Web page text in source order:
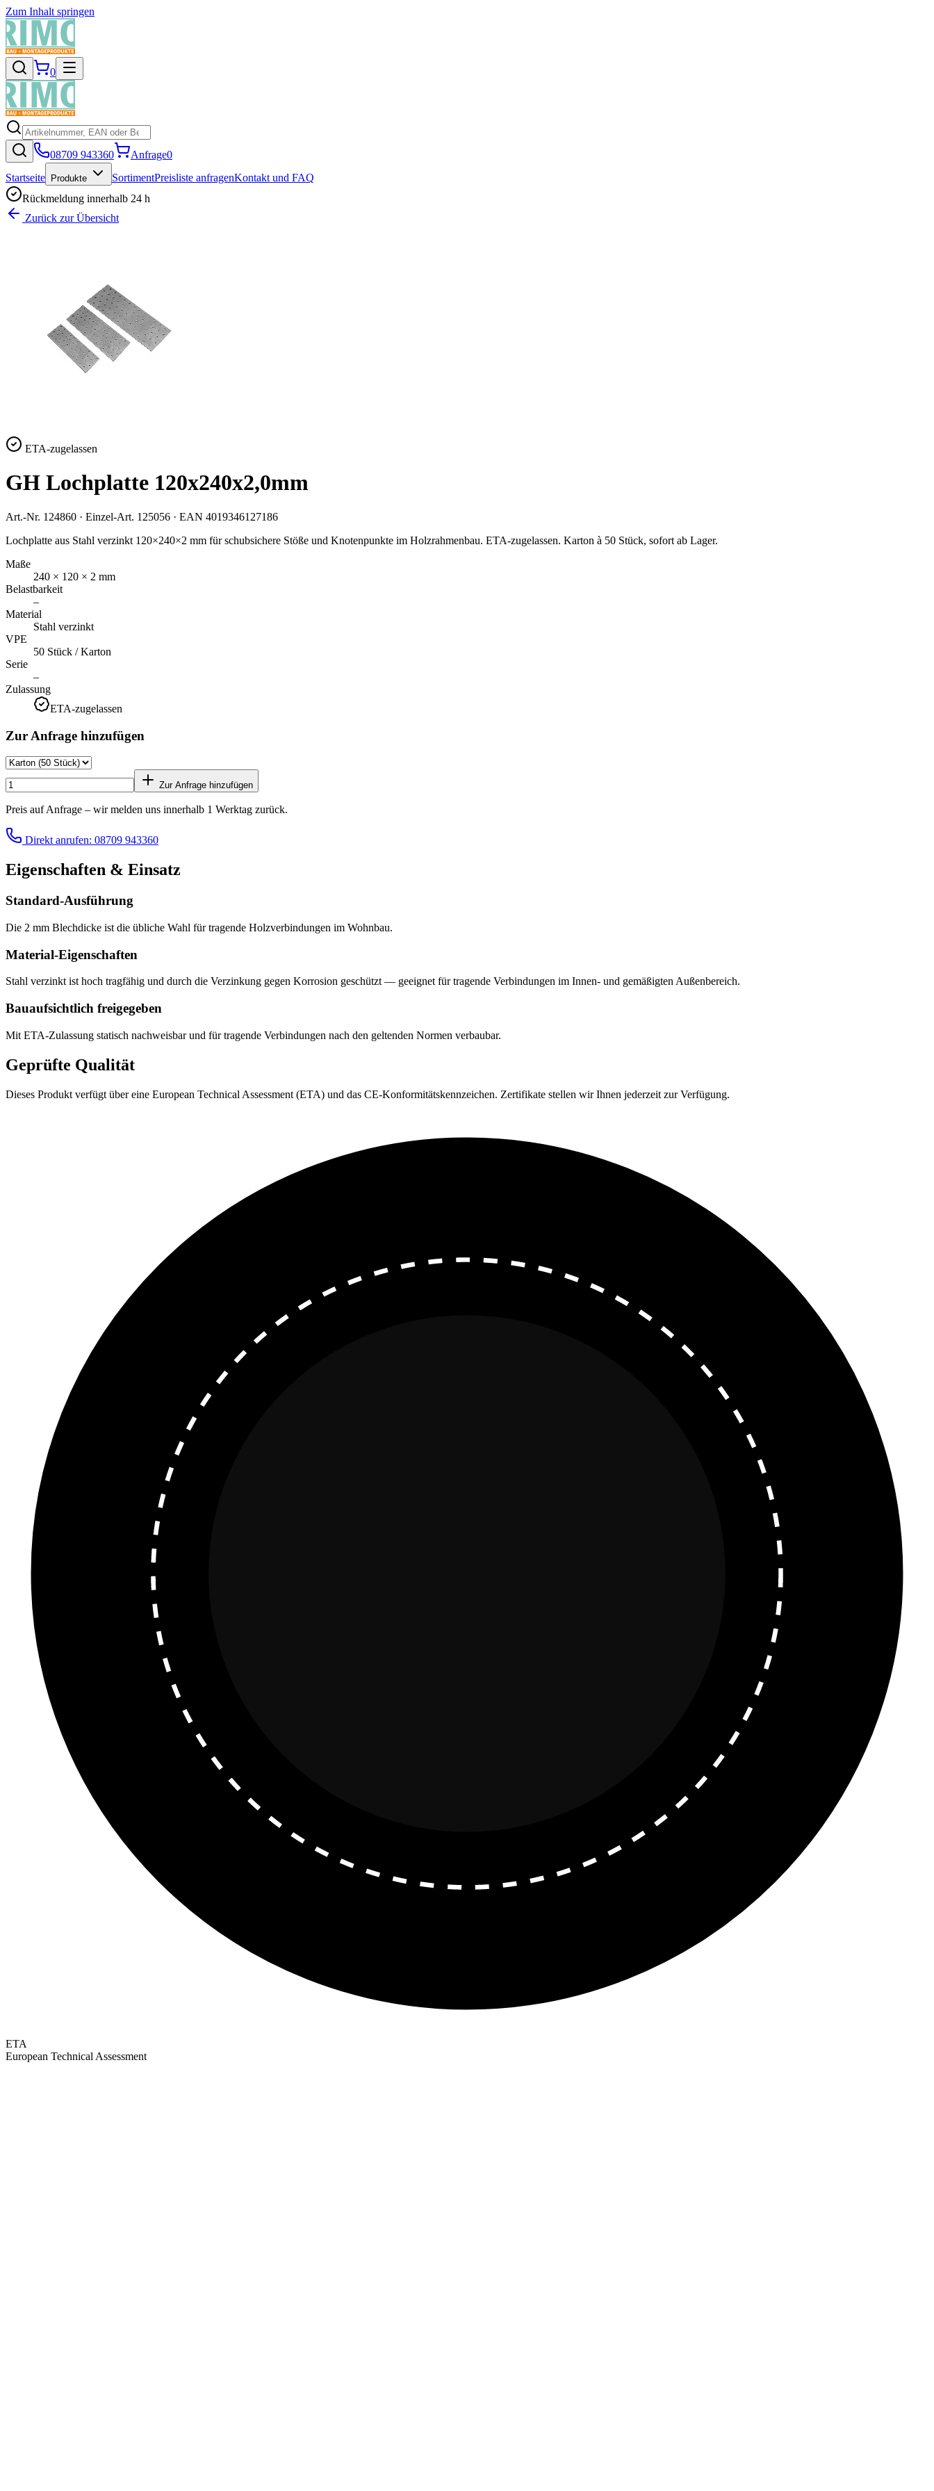
Zum Inhalt springen
0
08709 943360 Anfrage0
Startseite
Produkte SortimentPreisliste anfragenKontakt und FAQ
Rückmeldung innerhalb 24 h
Zurück zur Übersicht
ETA-zugelassen
GH Lochplatte 120x240x2,0mm
Art.-Nr. 124860 · Einzel-Art. 125056 · EAN 4019346127186
Lochplatte aus Stahl verzinkt 120×240×2 mm für schubsichere Stöße und Knotenpunkte im Holzrahmenbau. ETA-zugelassen. Karton à 50 Stück, sofort ab Lager.
Maße
240 × 120 × 2 mm
Belastbarkeit
–
Material
Stahl verzinkt
VPE
50 Stück / Karton
Serie
–
Zulassung
ETA-zugelassen
Zur Anfrage hinzufügen
Zur Anfrage hinzufügen
Preis auf Anfrage – wir melden uns innerhalb 1 Werktag zurück.
Direkt anrufen: 08709 943360
Eigenschaften & Einsatz
Standard-Ausführung
Die 2 mm Blechdicke ist die übliche Wahl für tragende Holzverbindungen im Wohnbau.
Material-Eigenschaften
Stahl verzinkt ist hoch tragfähig und durch die Verzinkung gegen Korrosion geschützt — geeignet für tragende Verbindungen im Innen- und gemäßigten Außenbereich.
Bauaufsichtlich freigegeben
Mit ETA-Zulassung statisch nachweisbar und für tragende Verbindungen nach den geltenden Normen verbaubar.
Geprüfte Qualität
Dieses Produkt verfügt über eine European Technical Assessment (ETA) und das CE-Konformitätskennzeichen. Zertifikate stellen wir Ihnen jederzeit zur Verfügung.
ETA
European Technical Assessment